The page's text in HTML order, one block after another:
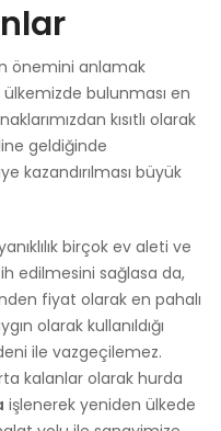
önemini anlamak
bulunması en
kısıtlı olarak
geldiğinde
kazandırılması büyük
birçok ev aleti ve
edilmesini sağlasa da,
fiyat olarak en pahalı
olarak kullanıldığı
ile vazgeçilemez.
kalanlar olarak hurda
işlenerek yeniden ülkede